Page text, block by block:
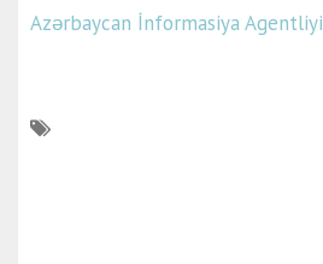
Azərbaycan İnformasiya Agentliyi